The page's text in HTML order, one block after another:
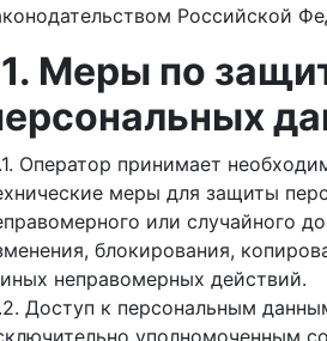
Российской
Меры по
Оператор принимает
меры для защиты
или случайного
блокирования,
неправомерных действий.
Доступ к персональным
уполномоченным